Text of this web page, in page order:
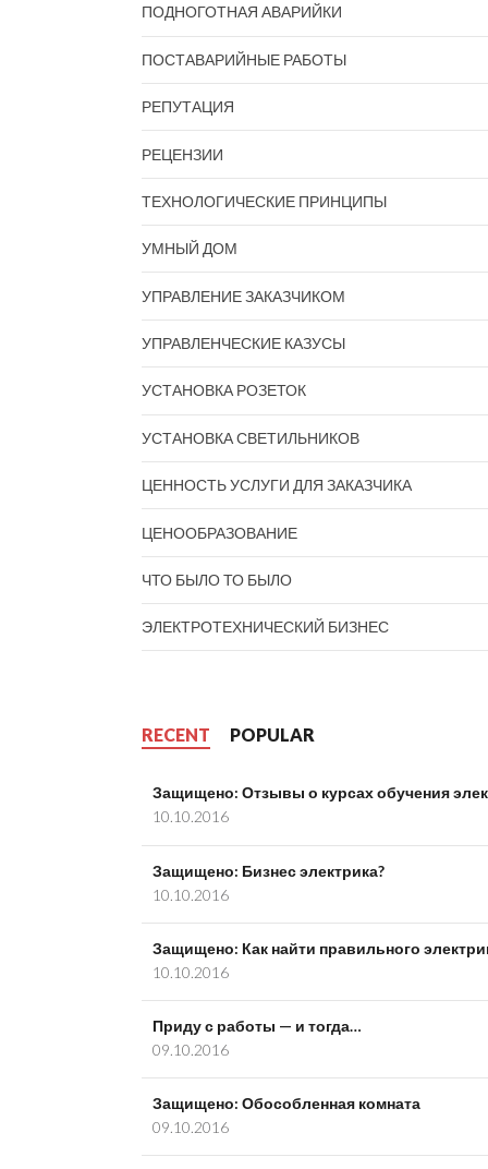
ПОДНОГОТНАЯ АВАРИЙКИ
ПОСТАВАРИЙНЫЕ РАБОТЫ
РЕПУТАЦИЯ
РЕЦЕНЗИИ
ТЕХНОЛОГИЧЕСКИЕ ПРИНЦИПЫ
УМНЫЙ ДОМ
УПРАВЛЕНИЕ ЗАКАЗЧИКОМ
УПРАВЛЕНЧЕСКИЕ КАЗУСЫ
УСТАНОВКА РОЗЕТОК
УСТАНОВКА СВЕТИЛЬНИКОВ
ЦЕННОСТЬ УСЛУГИ ДЛЯ ЗАКАЗЧИКА
ЦЕНООБРАЗОВАНИЕ
ЧТО БЫЛО ТО БЫЛО
ЭЛЕКТРОТЕХНИЧЕСКИЙ БИЗНЕС
RECENT POPULAR
Защищено: Отзывы о курсах обучения
10.10.2016
Защищено: Бизнес электрика?
10.10.2016
Защищено: Как найти правильного
10.10.2016
Приду с работы — и тогда…
09.10.2016
Защищено: Обособленная комната
09.10.2016